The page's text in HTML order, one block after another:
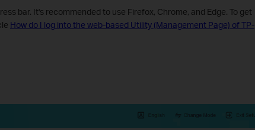
bar. It's recommended to use Firefox, Chrome, and Edge. To get
How do I log into the web-based Utility (Management Page) of TP-